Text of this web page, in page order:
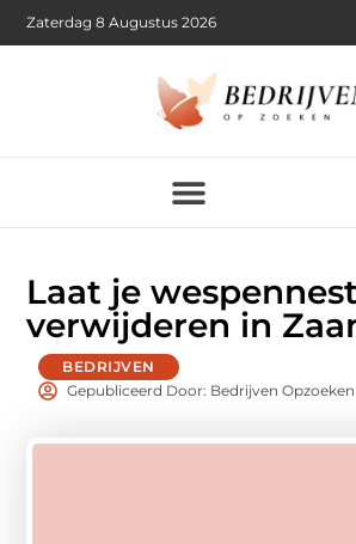
Zaterdag 8 Augustus 2026
Laat je wespennest
verwijderen in
BEDRIJVEN
Gepubliceerd Door: Bedrijven Opzoeken